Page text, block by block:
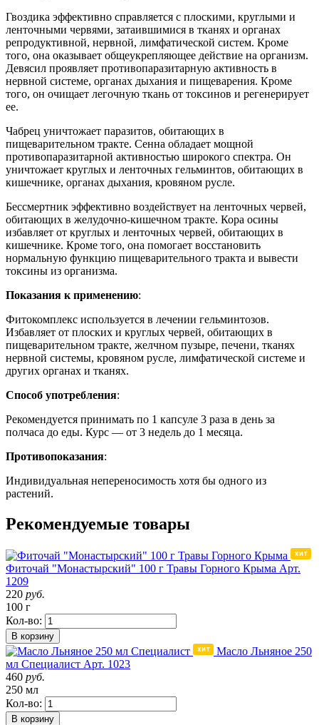
Гвоздика эффективно справляется с плоскими, круглыми и
ленточными червями, затаившимися в тканях и органах
репродуктивной, нервной, лимфатической систем. Кроме
того, она оказывает общеукрепляющее действие на организм.
Девясил проявляет противопаразитарную активность в
нервной системе, органах дыхания и пищеварения. Кроме
того, он очищает легочную ткань от токсинов и регенерирует
ее.
Чабрец уничтожает паразитов, обитающих в
пищеварительном тракте. Сенна обладает мощной
противопаразитарной активностью широкого спектра. Он
уничтожает круглых и ленточных гельминтов, обитающих в
кишечнике, органах дыхания, кровяном русле.
Бессмертник эффективно воздействует на ленточных червей,
обитающих в желудочно-кишечном тракте. Кора осины
избавляет от круглых и ленточных червей, обитающих в
кишечнике. Кроме того, она помогает восстановить
нормальную функцию пищеварительного тракта и вывести
токсины из организма.
Показания к применению:
Фитокомплекс используется в лечении гельминтозов.
Избавляет от плоских и круглых червей, обитающих в
пищеварительном тракте, желчном пузыре, печени, тканях
нервной системы, кровяном русле, лимфатической системе и
других органах и тканях.
Способ употребления:
Рекомендуется принимать по 1 капсуле 3 раза в день за
полчаса до еды. Курс — от 3 недель до 1 месяца.
Противопоказания:
Индивидуальная непереносимость хотя бы одного из
растений.
Рекомендуемые товары
Фиточай "Монастырский" 100 г Травы Горного Крыма Арт.
1209
220 руб.
100 г
Кол-во:
В корзину
Масло Льняное 250
мл Специалист Арт. 1023
460 руб.
250 мл
Кол-во:
В корзину